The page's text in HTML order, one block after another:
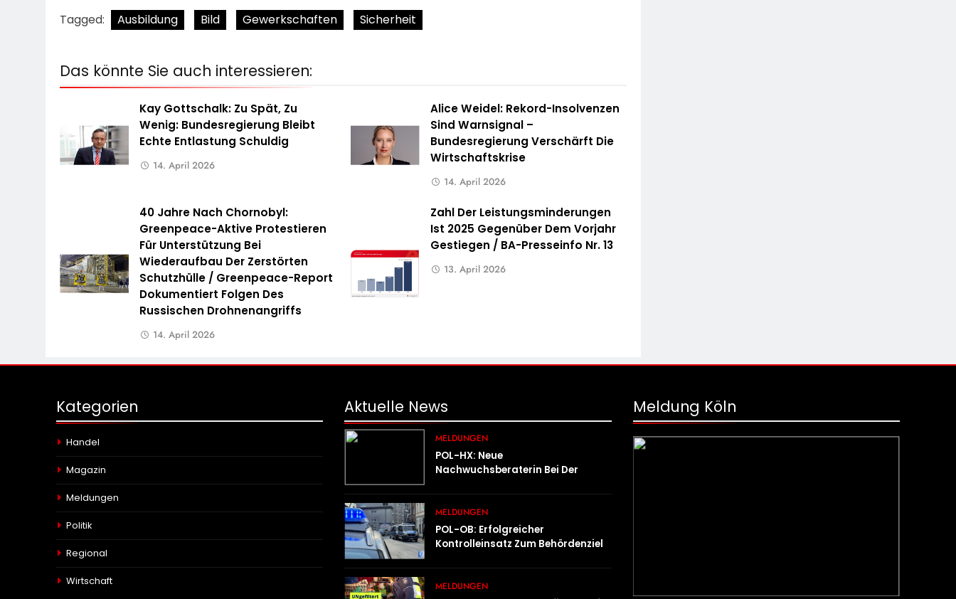
Tagged: Ausbildung Bild Gewerkschaften Sicherheit
Das könnte Sie auch interessieren:
Kay Gottschalk: Zu Spät, Zu
Wenig: Bundesregierung Bleibt
Echte Entlastung Schuldig
14. April 2026
Alice Weidel: Rekord-Insolvenzen
Sind Warnsignal –
Bundesregierung Verschärft Die
Wirtschaftskrise
14. April 2026
40 Jahre Nach Chornobyl:
Greenpeace-Aktive Protestieren
Für Unterstützung Bei
Wiederaufbau Der Zerstörten
Schutzhülle / Greenpeace-Report
Dokumentiert Folgen Des
Russischen Drohnenangriffs
14. April 2026
Zahl Der Leistungsminderungen
Ist 2025 Gegenüber Dem Vorjahr
Gestiegen / BA-Presseinfo Nr. 13
13. April 2026
Kategorien
Handel
Magazin
Meldungen
Politik
Regional
Wirtschaft
Aktuelle News
MELDUNGEN
POL-HX: Neue
Nachwuchsberaterin Bei Der
MELDUNGEN
POL-OB: Erfolgreicher
Kontrolleinsatz Zum Behördenziel
MELDUNGEN
Meldung Köln